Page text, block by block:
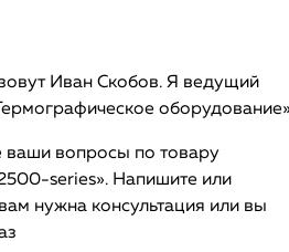
Иван Скобов. Я ведущий
ваши вопросы по товару
series». Напишите или
нужна консультация или вы